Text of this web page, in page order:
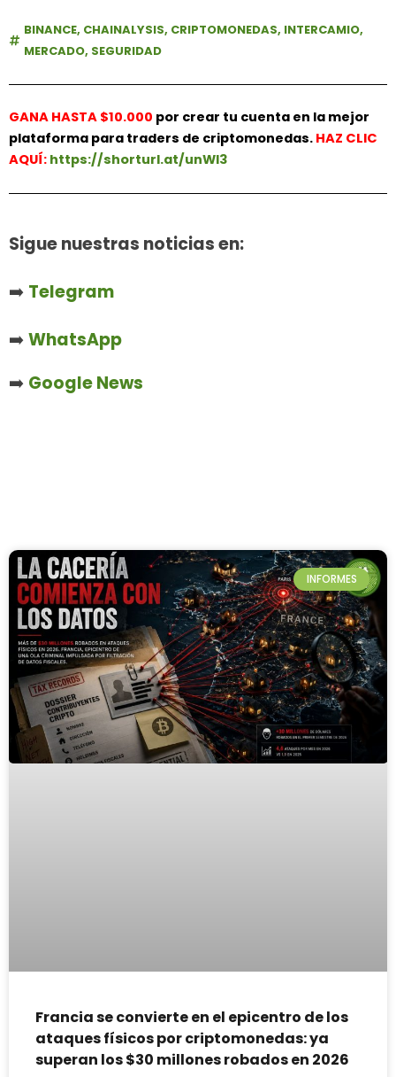
BINANCE, CHAINALYSIS, CRIPTOMONEDAS, INTERCAMIO,
MERCADO, SEGURIDAD
GANA HASTA $10.000 por crear tu cuenta en la mejor
plataforma para traders de criptomonedas. HAZ CLIC
AQUÍ: https://shorturl.at/unWl3
Sigue nuestras noticias en:
➡️ Telegram
➡️WhatsApp
➡️ Google News
INFORMES
Francia se convierte en el epicentro de los
ataques físicos por criptomonedas: ya
superan los $30 millones robados en 2026